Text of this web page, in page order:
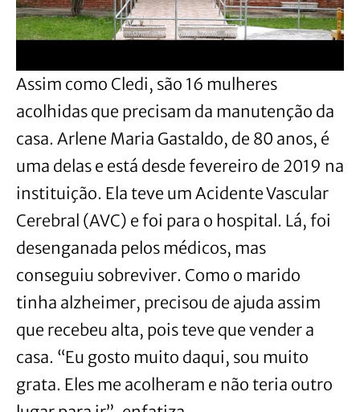
Assim como Cledi, são 16 mulheres
acolhidas que precisam da manutenção da
casa. Arlene Maria Gastaldo, de 80 anos, é
uma delas e está desde fevereiro de 2019 na
instituição. Ela teve um Acidente Vascular
Cerebral (AVC) e foi para o hospital. Lá, foi
desenganada pelos médicos, mas
conseguiu sobreviver. Como o marido
tinha alzheimer, precisou de ajuda assim
que recebeu alta, pois teve que vender a
casa. “Eu gosto muito daqui, sou muito
grata. Eles me acolheram e não teria outro